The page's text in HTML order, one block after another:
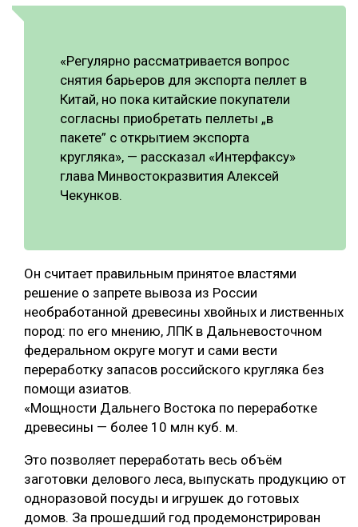
«Регулярно рассматривается вопрос
снятия барьеров для экспорта пеллет в
Китай, но пока китайские покупатели
согласны приобретать пеллеты „в
пакете” с открытием экспорта
кругляка», — рассказал «Интерфаксу»
глава Минвостокразвития Алексей
Чекунков.
Он считает правильным принятое властями
решение о запрете вывоза из России
необработанной древесины хвойных и лиственных
пород: по его мнению, ЛПК в Дальневосточном
федеральном округе могут и сами вести
переработку запасов российского кругляка без
помощи азиатов.
«Мощности Дальнего Востока по переработке
древесины — более 10 млн куб. м.
Это позволяет переработать весь объём
заготовки делового леса, выпускать продукцию от
одноразовой посуды и игрушек до готовых
домов. За прошедший год продемонстрирован